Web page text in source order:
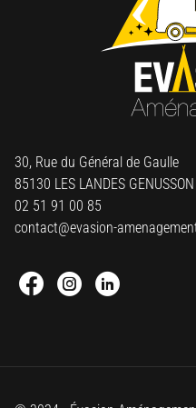
30, Rue du Général de Gaulle
85130 LES LANDES GENUSSON
02 51 91 00 85
contact@evasion-
Facebook : Round
Instagram :
Linkedin :